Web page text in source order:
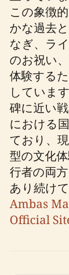
この象徴
かな過去
なぎ、ラ
のお祝い
体験する
していま
碑に近い
における
ており、
型の文化
行者の両
あり続け
Ambas
Official